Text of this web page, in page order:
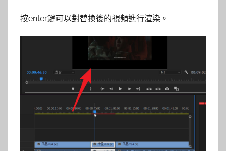
按enter鍵可以對替換後的視頻進行渲染。